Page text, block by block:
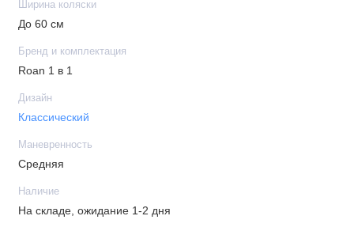
Ширина коляски
До 60 см
Бренд и комплектация
Roan 1 в 1
Дизайн
Классический
Маневренность
Средняя
Наличие
На складе, ожидание 1-2 дня